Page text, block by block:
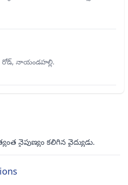
రోడ్, నాయండహల్లి.
నైపుణ్యం కలిగిన వైద్యుడు.